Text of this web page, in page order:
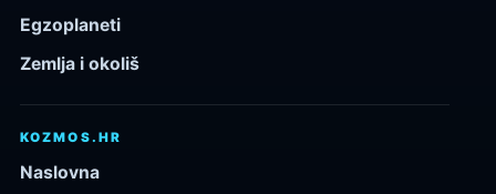
Egzoplaneti
Zemlja i okoliš
KOZMOS.HR
Naslovna